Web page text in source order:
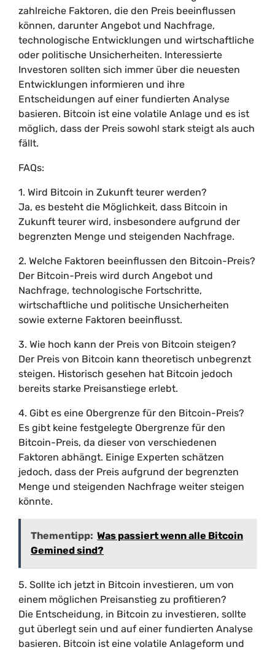
zahlreiche Faktoren, die den Preis beeinflussen
können, darunter Angebot und Nachfrage,
technologische Entwicklungen und wirtschaftliche
oder politische Unsicherheiten. Interessierte
Investoren sollten sich immer über die neuesten
Entwicklungen informieren und ihre
Entscheidungen auf einer fundierten Analyse
basieren. Bitcoin ist eine volatile Anlage und es ist
möglich, dass der Preis sowohl stark steigt als auch
fällt.
FAQs:
1. Wird Bitcoin in Zukunft teurer werden?
Ja, es besteht die Möglichkeit, dass Bitcoin in
Zukunft teurer wird, insbesondere aufgrund der
begrenzten Menge und steigenden Nachfrage.
2. Welche Faktoren beeinflussen den Bitcoin-Preis?
Der Bitcoin-Preis wird durch Angebot und
Nachfrage, technologische Fortschritte,
wirtschaftliche und politische Unsicherheiten
sowie externe Faktoren beeinflusst.
3. Wie hoch kann der Preis von Bitcoin steigen?
Der Preis von Bitcoin kann theoretisch unbegrenzt
steigen. Historisch gesehen hat Bitcoin jedoch
bereits starke Preisanstiege erlebt.
4. Gibt es eine Obergrenze für den Bitcoin-Preis?
Es gibt keine festgelegte Obergrenze für den
Bitcoin-Preis, da dieser von verschiedenen
Faktoren abhängt. Einige Experten schätzen
jedoch, dass der Preis aufgrund der begrenzten
Menge und steigenden Nachfrage weiter steigen
könnte.
Thementipp: Was passiert wenn alle Bitcoin
Gemined sind?
5. Sollte ich jetzt in Bitcoin investieren, um von
einem möglichen Preisanstieg zu profitieren?
Die Entscheidung, in Bitcoin zu investieren, sollte
gut überlegt sein und auf einer fundierten Analyse
basieren. Bitcoin ist eine volatile Anlageform und